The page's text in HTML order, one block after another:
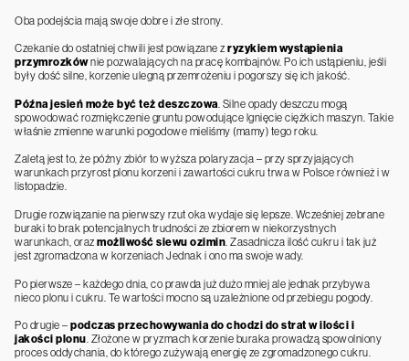
Oba podejścia mają swoje dobre i złe strony.
Czekanie do ostatniej chwili jest powiązane z ryzykiem wystąpienia
przymrozkównie pozwalających na pracę kombajnów. Po ich ustąpieniu, jeśli
były dość silne, korzenie ulegną przemrożeniu i pogorszy się ich jakość.
Późna jesień może być też deszczowa . Silne opady deszczu mogą
spowodować rozmiękczenie gruntu powodujące lgnięcie ciężkich maszyn. Takie
właśnie zmienne warunki pogodowe mieliśmy (mamy) tego roku.
Zaletą jest to, że późny zbiór to wyższa polaryzacja – przy sprzyjających
warunkach przyrost plonu korzeni i zawartości cukru trwa w Polsce również i w
listopadzie.
Drugie rozwiązanie na pierwszy rzut oka wydaje się lepsze. Wcześniej zebrane
buraki to brak potencjalnych trudności ze zbiorem w niekorzystnych
warunkach, oraz możliwość siewu ozimin. Zasadnicza ilość cukru i tak już
jest zgromadzona w korzeniach Jednak i ono ma swoje wady.
Po pierwsze – każdego dnia, co prawda już dużo mniej ale jednak przybywa
nieco plonu i cukru. Te wartości mocno są uzależnione od przebiegu pogody.
Po drugie – podczas przechowywania do chodzi do strat w ilości i
jakości plonu. Złożone w pryzmach korzenie buraka prowadzą spowolniony
proces oddychania, do którego zużywają energię ze zgromadzonego cukru.